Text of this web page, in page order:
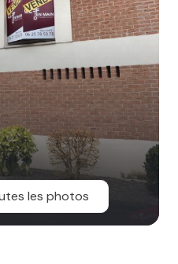
les photos